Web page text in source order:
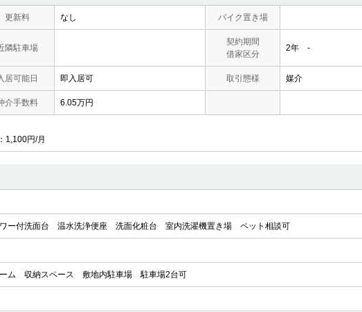
更新料 なし バイク置き場
隣駐車場
契約期間
借家区分
2年 -
居可能日 即入居可 取引態様 媒介
介手数料 6.05万円
1,100円/月
ー付洗面台 温水洗浄便座 洗面化粧台 室内洗濯機置き場 ペット相談可
ム 収納スペース 敷地内駐車場 駐車場2台可